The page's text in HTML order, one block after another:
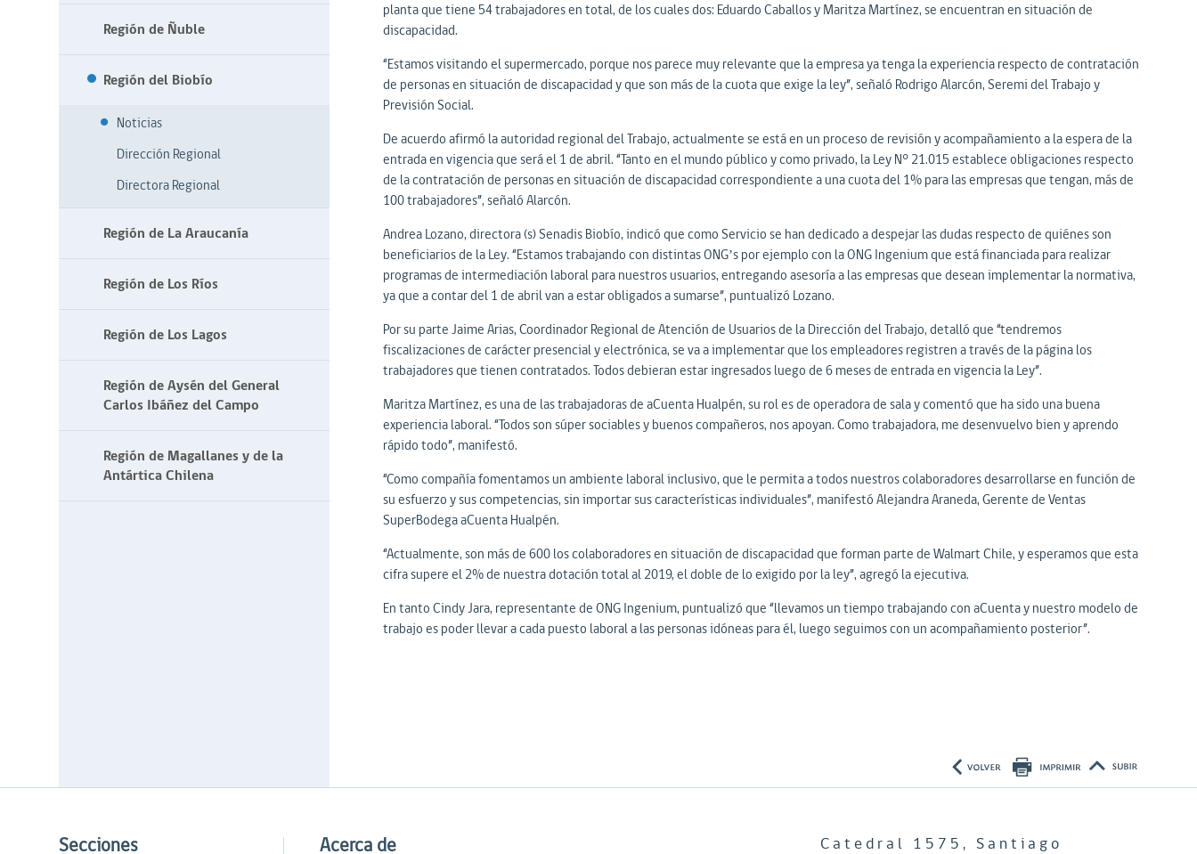
Región de Ñuble
Región del Biobío
Noticias
Dirección Regional
Directora Regional
Región de La Araucanía
Región de Los Ríos
Región de Los Lagos
Región de Aysén del General
Carlos Ibáñez del Campo
Región de Magallanes y de la
Antártica Chilena
planta que tiene 54 trabajadores en total, de los cuales dos: Eduardo Caballos y Maritza Martínez, se encuentran en situación de
discapacidad.
“Estamos visitando el supermercado, porque nos parece muy relevante que la empresa ya tenga la experiencia respecto de contratación
de personas en situación de discapacidad y que son más de la cuota que exige la ley”, señaló Rodrigo Alarcón, Seremi del Trabajo y
Previsión Social.
De acuerdo afirmó la autoridad regional del Trabajo, actualmente se está en un proceso de revisión y acompañamiento a la espera de la
entrada en vigencia que será el 1 de abril. “Tanto en el mundo público y como privado, la Ley N° 21.015 establece obligaciones respecto
de la contratación de personas en situación de discapacidad correspondiente a una cuota del 1% para las empresas que tengan, más de
100 trabajadores”, señaló Alarcón.
Andrea Lozano, directora (s) Senadis Biobío, indicó que como Servicio se han dedicado a despejar las dudas respecto de quiénes son
beneficiarios de la Ley. “Estamos trabajando con distintas ONG’s por ejemplo con la ONG Ingenium que está financiada para realizar
programas de intermediación laboral para nuestros usuarios, entregando asesoría a las empresas que desean implementar la normativa,
ya que a contar del 1 de abril van a estar obligados a sumarse”, puntualizó Lozano.
Por su parte Jaime Arias, Coordinador Regional de Atención de Usuarios de la Dirección del Trabajo, detalló que “tendremos
fiscalizaciones de carácter presencial y electrónica, se va a implementar que los empleadores registren a través de la página los
trabajadores que tienen contratados. Todos debieran estar ingresados luego de 6 meses de entrada en vigencia la Ley”.
Maritza Martínez, es una de las trabajadoras de aCuenta Hualpén, su rol es de operadora de sala y comentó que ha sido una buena
experiencia laboral. “Todos son súper sociables y buenos compañeros, nos apoyan. Como trabajadora, me desenvuelvo bien y aprendo
rápido todo”, manifestó.
“Como compañía fomentamos un ambiente laboral inclusivo, que le permita a todos nuestros colaboradores desarrollarse en función de
su esfuerzo y sus competencias, sin importar sus características individuales”, manifestó Alejandra Araneda, Gerente de Ventas
SuperBodega aCuenta Hualpén.
“Actualmente, son más de 600 los colaboradores en situación de discapacidad que forman parte de Walmart Chile, y esperamos que esta
cifra supere el 2% de nuestra dotación total al 2019, el doble de lo exigido por la ley”, agregó la ejecutiva.
En tanto Cindy Jara, representante de ONG Ingenium, puntualizó que “llevamos un tiempo trabajando con aCuenta y nuestro modelo de
trabajo es poder llevar a cada puesto laboral a las personas idóneas para él, luego seguimos con un acompañamiento posterior”.
Secciones Acerca de Catedral 1575, Santiago